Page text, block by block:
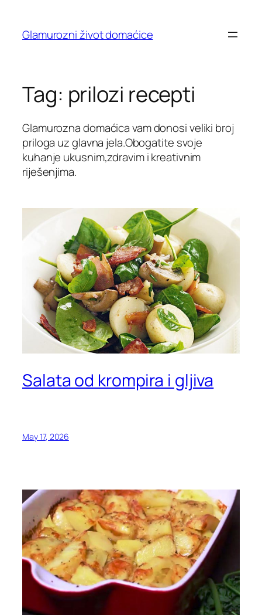
content
Glamurozni život domaćice
Tag: prilozi recepti
Glamurozna domaćica vam donosi veliki broj
priloga uz glavna jela.Obogatite svoje
kuhanje ukusnim,zdravim i kreativnim
riješenjima.
Salata od krompira i gljiva
May 17, 2026